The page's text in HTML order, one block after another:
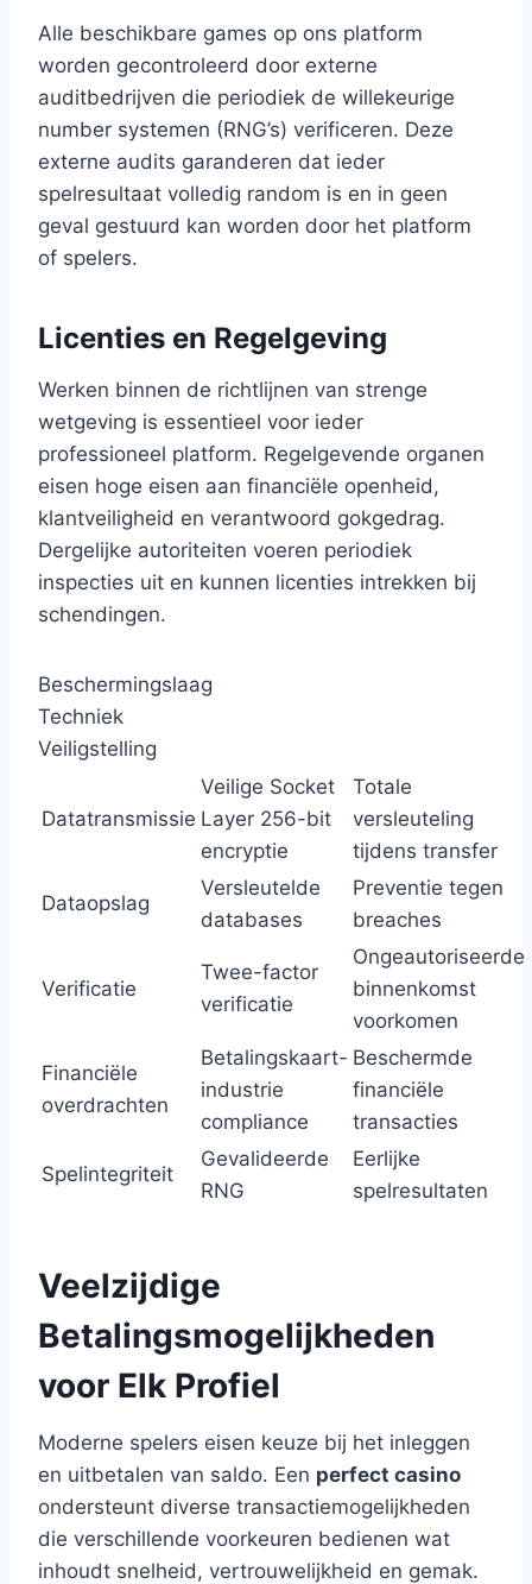
Alle beschikbare games op ons platform
worden gecontroleerd door externe
auditbedrijven die periodiek de willekeurige
number systemen (RNG’s) verificeren. Deze
externe audits garanderen dat ieder
spelresultaat volledig random is en in geen
geval gestuurd kan worden door het platform
of spelers.
Licenties en Regelgeving
Werken binnen de richtlijnen van strenge
wetgeving is essentieel voor ieder
professioneel platform. Regelgevende organen
eisen hoge eisen aan financiële openheid,
klantveiligheid en verantwoord gokgedrag.
Dergelijke autoriteiten voeren periodiek
inspecties uit en kunnen licenties intrekken bij
schendingen.
Beschermingslaag
Techniek
Veiligstelling
Datatransmissie
Veilige Socket
Layer 256-bit
encryptie
Totale
versleuteling
tijdens transfer
Dataopslag
Versleutelde
databases
Preventie tegen
breaches
Verificatie
Twee-factor
verificatie
Ongeautoriseerde
binnenkomst
voorkomen
Financiële
overdrachten
Betalingskaart-
industrie
compliance
Beschermde
financiële
transacties
Spelintegriteit
Gevalideerde
RNG
Eerlijke
spelresultaten
Veelzijdige
Betalingsmogelijkheden
voor Elk Profiel
Moderne spelers eisen keuze bij het inleggen
en uitbetalen van saldo. Een perfect casino
ondersteunt diverse transactiemogelijkheden
die verschillende voorkeuren bedienen wat
inhoudt snelheid, vertrouwelijkheid en gemak.